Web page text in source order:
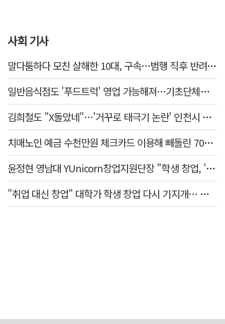
사회 기사
말다툼하다 모친 살해한 10대, 구속…범행 직후 반려견도 죽여
일반음식점도 '푸드트럭' 영업 가능해져…기초단체별 조례 개정 움직임
김희철도 "X돌았네"…'거꾸로 태극기 논란' 인천시 현수막, 이틀 만에 철거
치매노인 예금 수천만원 체크카드 이용해 빼돌린 70대 간병인, 집행유예
윤정현 영남대 YUnicorn창업지원단장 "학생 창업, '팀 빌딩'이 제일 중요"
"취업 대신 창업" 대학가 학생 창업 다시 기지개… 창업자·기업·매출 동반 성장